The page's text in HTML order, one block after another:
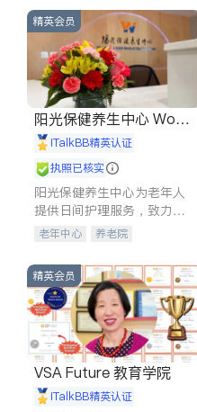
精英会员
阳光保健养生中心 World
shine
iTalkBB精英认证
执照已核实
阳光保健养生中心为老年人
提供日间护理服务，致力于
通过持续的护理创新来有效
老年中心 养老院
精英会员
VSA Future 教育学院
iTalkBB精英认证